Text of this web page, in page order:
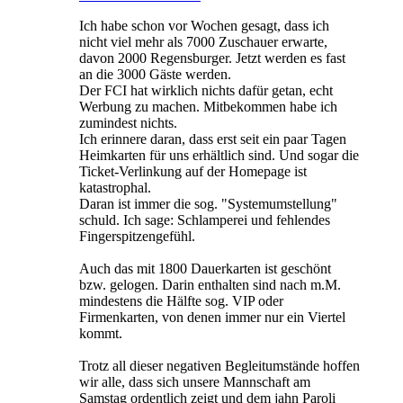
Ich habe schon vor Wochen gesagt, dass ich
nicht viel mehr als 7000 Zuschauer erwarte,
davon 2000 Regensburger. Jetzt werden es fast
an die 3000 Gäste werden.
Der FCI hat wirklich nichts dafür getan, echt
Werbung zu machen. Mitbekommen habe ich
zumindest nichts.
Ich erinnere daran, dass erst seit ein paar Tagen
Heimkarten für uns erhältlich sind. Und sogar die
Ticket-Verlinkung auf der Homepage ist
katastrophal.
Daran ist immer die sog. "Systemumstellung"
schuld. Ich sage: Schlamperei und fehlendes
Fingerspitzengefühl.
Auch das mit 1800 Dauerkarten ist geschönt
bzw. gelogen. Darin enthalten sind nach m.M.
mindestens die Hälfte sog. VIP oder
Firmenkarten, von denen immer nur ein Viertel
kommt.
Trotz all dieser negativen Begleitumstände hoffen
wir alle, dass sich unsere Mannschaft am
Samstag ordentlich zeigt und dem jahn Paroli